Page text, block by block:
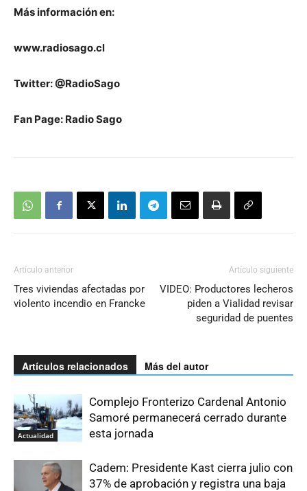
Más información en:
www.radiosago.cl
Twitter: @RadioSago
Fan Page: Radio Sago
Artículo anterior
Tres viviendas afectadas por
violento incendio en Francke
Artículo siguiente
VIDEO: Productores lecheros
piden a Vialidad revisar
seguridad de puentes
Artículos relacionados Más del autor
Actualidad
Complejo Fronterizo Cardenal Antonio
Samoré permanecerá cerrado durante
esta jornada
Cadem: Presidente Kast cierra julio con
37% de aprobación y registra una baja